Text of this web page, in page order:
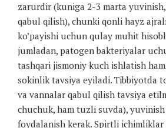
zarurdir (kuniga 2-3 marta
qabul qilish), chunki qonli hayz
ko’payishi uchun qulay muhit
jumladan, patogen bakteriyalar
tashqari jismoniy kuch ishlatish
sokinlik tavsiya eyiladi. Tibbiyotda
va vannalar qabul qilish tavsiya
chuchuk, ham tuzli suvda),
foydalanish kerak. Spirtli ichimliklar